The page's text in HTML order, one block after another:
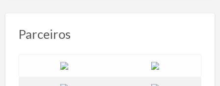
Parceiros